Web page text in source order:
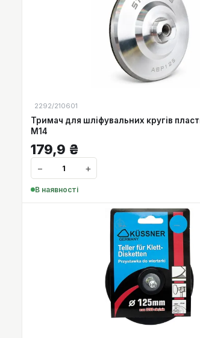
2292/210601
Тримач для шліфувальних кругів
М14
179,9 ₴
− +
В наявності